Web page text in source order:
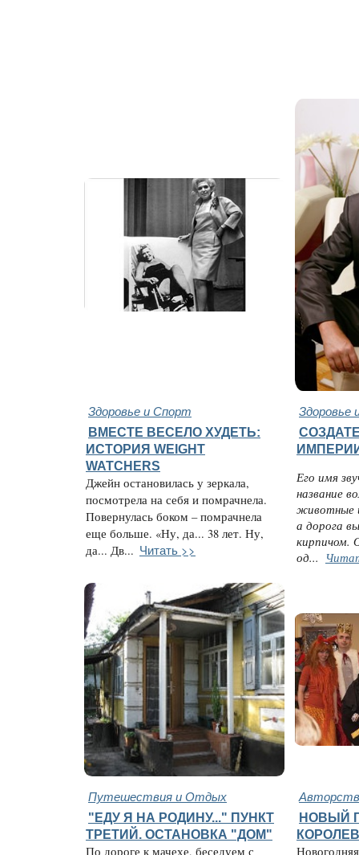
Здоровье и Спорт Здоровье
ВМЕСТЕ ВЕСЕЛО ХУДЕТЬ:
ИСТОРИЯ WEIGHT
WATCHERS
Джейн остановилась у зеркала,
посмотрела на себя и помрачнела.
Повернулась боком – помрачнела
еще больше. «Ну, да... 38 лет. Ну,
да... Дв... Читать >>
Его имя
название
животные
а дорога
кирпичом.
од...
Путешествия и Отдых
"ЕДУ Я НА РОДИНУ..." ПУНКТ
ТРЕТИЙ. ОСТАНОВКА "ДОМ"
По дороге к мачехе, беседуем с
НОВЫЙ